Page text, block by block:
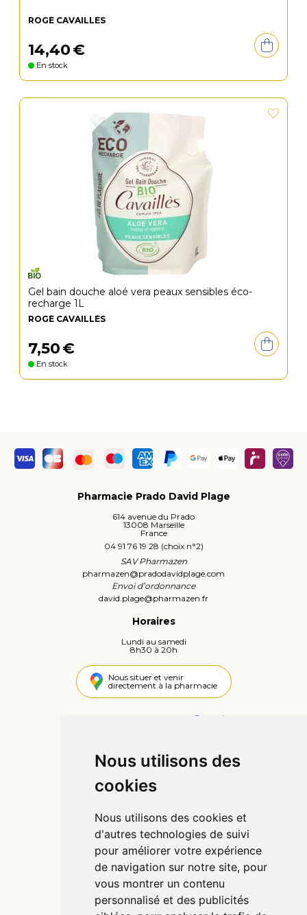
Nous utilisons des
cookies
Nous utilisons des cookies et
d'autres technologies de suivi
pour améliorer votre expérience
de navigation sur notre site, pour
vous montrer un contenu
personnalisé et des publicités
ROGÉ CAVAILLÈS
14,40€
En stock
Gel bain douche aloé vera peaux sensibles éco-
recharge 1L
ROGÉ CAVAILLÈS
7,50€
En stock
Pharmacie Prado David Plage
614 avenue du Prado
13008 Marseille
France
04 91 76 19 28 (choix n°2)
SAV Pharmazen
pharmazen@pradodavidplage.com
Envoi d’ordonnance
david.plage@pharmazen.fr
Horaires
Lundi au samedi
8h30 à 20h
Nous situer et venir
directement à la pharmacie
Informations
Qui sommes-nous ?
Déclarer un effet indésirable
Mentions légales
CGV
Données personnelles
Cookies
Préférences Cookies